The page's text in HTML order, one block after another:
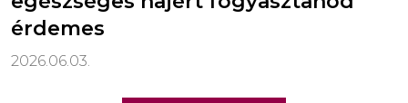
érdemes
2026.06.03.